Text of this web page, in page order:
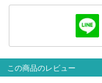
お気に入りリスト
新規会員登録
この商品のレビュー